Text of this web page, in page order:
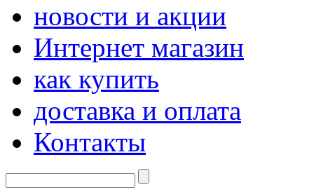
новости и акции
Интернет магазин
как купить
доставка и оплата
Контакты